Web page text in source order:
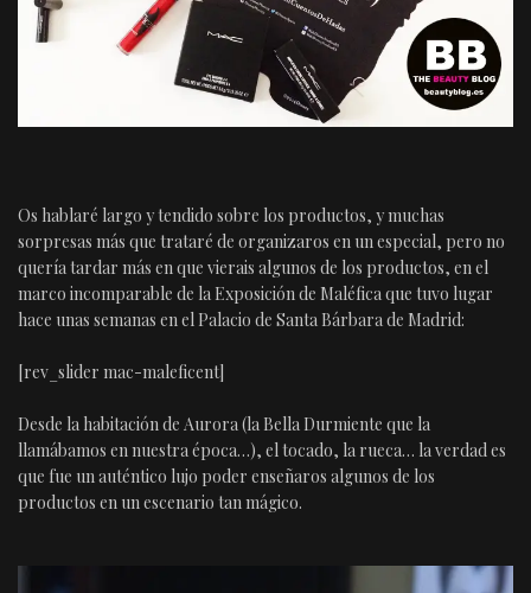
Os hablaré largo y tendido sobre los productos, y muchas
sorpresas más que trataré de organizaros en un especial, pero no
quería tardar más en que vierais algunos de los productos, en el
marco incomparable de la Exposición de Maléfica que tuvo lugar
hace unas semanas en el Palacio de Santa Bárbara de Madrid:
[rev_slider mac-maleficent]
Desde la habitación de Aurora (la Bella Durmiente que la
llamábamos en nuestra época…), el tocado, la rueca… la verdad es
que fue un auténtico lujo poder enseñaros algunos de los
productos en un escenario tan mágico.